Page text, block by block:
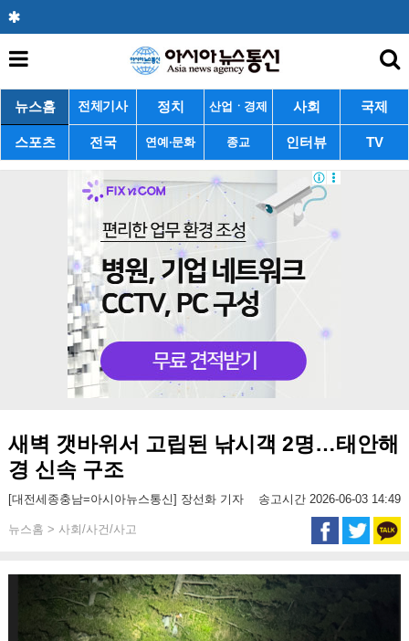
뉴스홈 전체기사 정치 산업ㆍ경제 사회 국제
스포츠 전국 연예·문화 종교 인터뷰 TV
새벽 갯바위서 고립된 낚시객 2명…태안해
경 신속 구조
[대전세종충남=아시아뉴스통신] 장선화 기자 송고시간 2026-06-03 14:49
뉴스홈 > 사회/사건/사고